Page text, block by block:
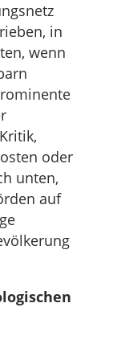
in
wenn
oder
unten,
auf